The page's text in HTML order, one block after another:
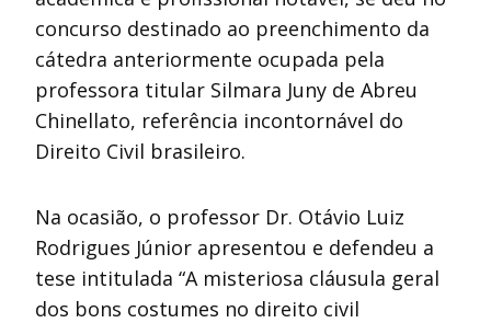
concurso destinado ao preenchimento da
cátedra anteriormente ocupada pela
professora titular Silmara Juny de Abreu
Chinellato, referência incontornável do
Direito Civil brasileiro.
Na ocasião, o professor Dr. Otávio Luiz
Rodrigues Júnior apresentou e defendeu a
tese intitulada “A misteriosa cláusula geral
dos bons costumes no direito civil